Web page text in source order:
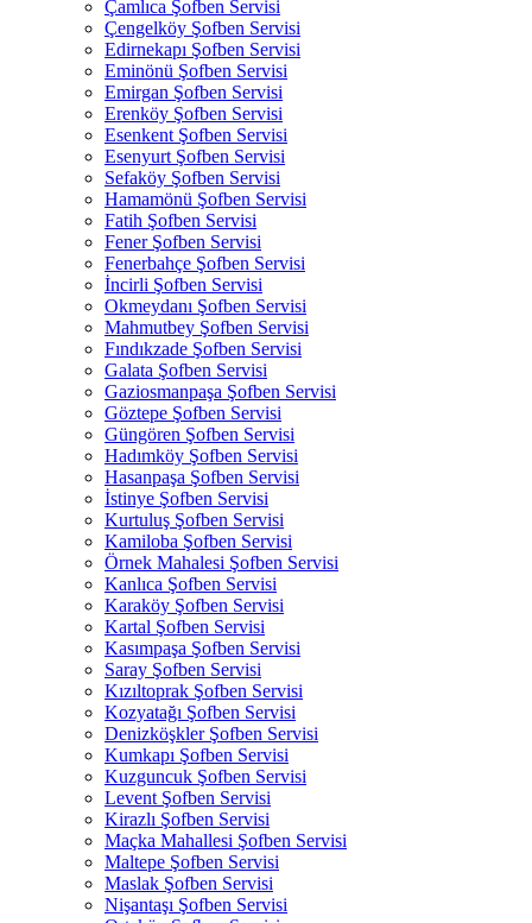
Çamlıca Şofben Servisi
Çengelköy Şofben Servisi
Edirnekapı Şofben Servisi
Eminönü Şofben Servisi
Emirgan Şofben Servisi
Erenköy Şofben Servisi
Esenkent Şofben Servisi
Esenyurt Şofben Servisi
Sefaköy Şofben Servisi
Hamamönü Şofben Servisi
Fatih Şofben Servisi
Fener Şofben Servisi
Fenerbahçe Şofben Servisi
İncirli Şofben Servisi
Okmeydanı Şofben Servisi
Mahmutbey Şofben Servisi
Fındıkzade Şofben Servisi
Galata Şofben Servisi
Gaziosmanpaşa Şofben Servisi
Göztepe Şofben Servisi
Güngören Şofben Servisi
Hadımköy Şofben Servisi
Hasanpaşa Şofben Servisi
İstinye Şofben Servisi
Kurtuluş Şofben Servisi
Kamiloba Şofben Servisi
Örnek Mahalesi Şofben Servisi
Kanlıca Şofben Servisi
Karaköy Şofben Servisi
Kartal Şofben Servisi
Kasımpaşa Şofben Servisi
Saray Şofben Servisi
Kızıltoprak Şofben Servisi
Kozyatağı Şofben Servisi
Denizköşkler Şofben Servisi
Kumkapı Şofben Servisi
Kuzguncuk Şofben Servisi
Levent Şofben Servisi
Kirazlı Şofben Servisi
Maçka Mahallesi Şofben Servisi
Maltepe Şofben Servisi
Maslak Şofben Servisi
Nişantaşı Şofben Servisi